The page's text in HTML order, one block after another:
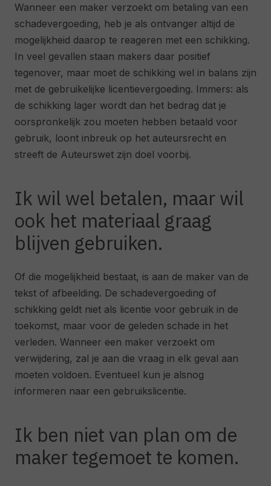
Wanneer een maker verzoekt om betaling van een
schadevergoeding, heb je als ontvanger altijd de
mogelijkheid daarop te reageren met een schikking.
In veel gevallen staan makers daar positief
tegenover, maar moet de schikking wel in balans zijn
met de gebruikelijke licentievergoeding. Immers: als
de schikking lager wordt dan het bedrag dat je
oorspronkelijk zou moeten hebben betaald voor
gebruik, loont inbreuk op het auteursrecht en
streeft de Auteurswet zijn doel voorbij.
Ik wil wel betalen, maar wil
ook het materiaal graag
blijven gebruiken.
Of die mogelijkheid bestaat, is aan de maker van de
tekst of afbeelding. De schadevergoeding of
schikking geldt niet als licentie voor gebruik in de
toekomst, maar voor de geleden schade in het
verleden. Wanneer een maker verzoekt om
verwijdering, zal je aan die vraag in elk geval aan
moeten voldoen. Eventueel kun je alsnog
informeren naar een gebruikslicentie.
Ik ben niet van plan om de
maker tegemoet te komen.